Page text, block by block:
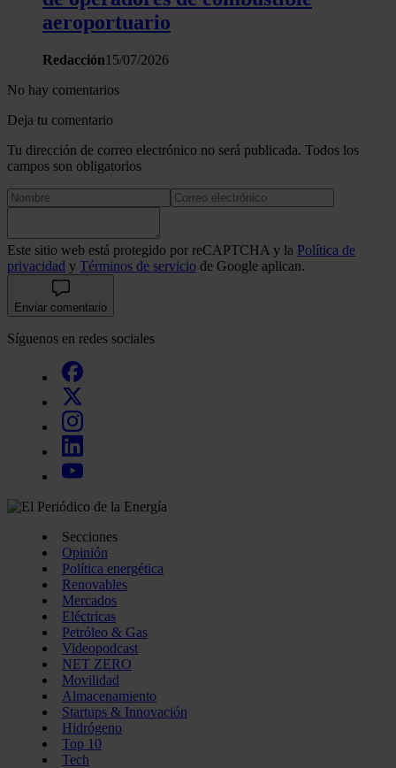
aeroportuario
Redacción15/07/2026
No hay comentarios
Deja tu comentario
Tu dirección de correo electrónico no será publicada. Todos los
campos son obligatorios
Este sitio web está protegido por reCAPTCHA y la Política de
privacidad y Términos de servicio de Google aplican.
Enviar comentario
Síguenos en redes sociales
Secciones
Opinión
Política energética
Renovables
Mercados
Eléctricas
Petróleo & Gas
Videopodcast
NET ZERO
Movilidad
Almacenamiento
Startups & Innovación
Hidrógeno
Top 10
Tech